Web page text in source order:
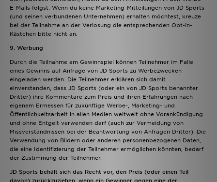
E-Mails folgst. Wenn du keine Marketing-Mitteilungen von JD Sports
(und seinen verbundenen Unternehmen) erhalten möchtest, kreuze
bei der Teilnahme an der Verlosung die entsprechenden Opt-in-
Kästchen bitte nicht an.
9. Werbung
Durch die Teilnahme am Gewinnspiel können Teilnehmer im Falle
eines Gewinns auf Anfrage von JD Sports zu Werbezwecken
eingeladen werden. Die Teilnehmer erklären sich damit
einverstanden, dass JD Sports (oder ein von JD Sports benannter
Dritter) ihre Kommentare zum Preis und ihren Erfahrungen nach
eigenem Ermessen für zukünftige Werbe-, Marketing- und
Öffentlichkeitsarbeit in allen Medien weltweit ohne Vorankündigung
und ohne Entgelt verwenden darf (auch zur Vermeidung von
Missverständnissen bei der Beantwortung von Anfragen Dritter). Die
Verwendung von Bildern oder anderen personenbezogenen Daten,
die eine Identifizierung der Teilnehmer ermöglichen könnten, bedarf
der Zustimmung der Teilnehmer.
JD Sports behält sich das Recht vor, den Preis (oder einen Teil
davon) zurückzuziehen, wenn ein Gewinner gegen eine der